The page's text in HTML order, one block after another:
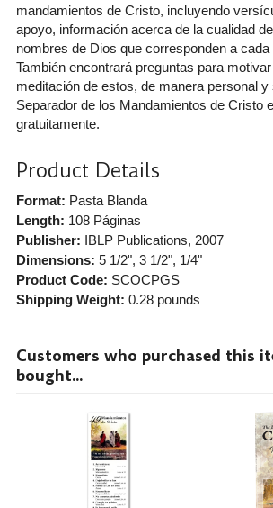
mandamientos de Cristo, incluyendo
apoyo, información acerca de la cualidad
nombres de Dios que corresponden a
También encontrará preguntas para
meditación de estos, de manera personal y
Separador de los Mandamientos de Cristo
gratuitamente.
Product Details
Format: Pasta Blanda
Length: 108 Páginas
Publisher: IBLP Publications, 2007
Dimensions: 5 1/2", 3 1/2", 1/4"
Product Code: SCOCPGS
Shipping Weight: 0.28pounds
Customers who purchased this
bought...